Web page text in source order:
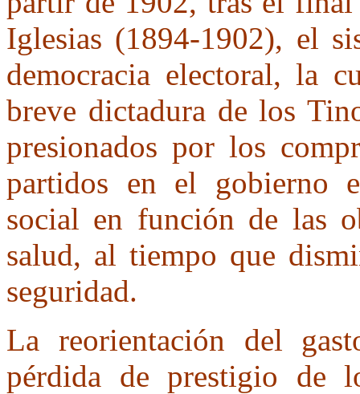
Iglesias (1894-1902), el
democracia electoral, la
breve dictadura de los
presionados por los
partidos en el gobierno
social en función de las
salud, al tiempo que
seguridad.
La reorientación del
pérdida de prestigio de